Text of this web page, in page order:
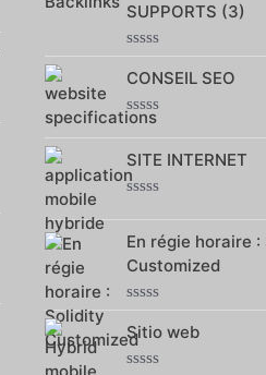
SUPPORTS (3)
0
5
CONSEIL SEO
Note
sur
5
SITE INTERNET
sur
5
En régie horaire
Customized
0
sur
5
Sitio web